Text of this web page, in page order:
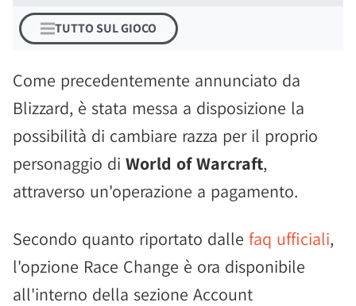
TUTTO SUL GIOCO
Come precedentemente annunciato da
Blizzard, è stata messa a disposizione la
possibilità di cambiare razza per il proprio
personaggio di World of Warcraft,
attraverso un'operazione a pagamento.
Secondo quanto riportato dalle faq ufficiali,
l'opzione Race Change è ora disponibile
all'interno della sezione Account